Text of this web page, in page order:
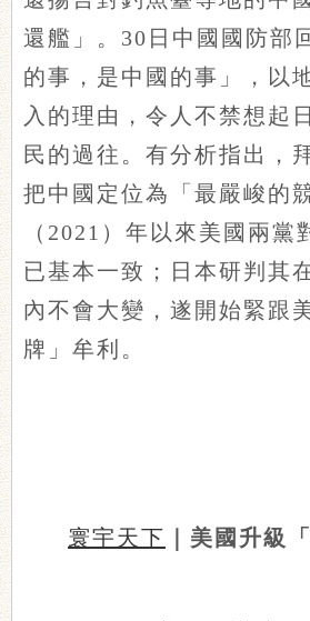
還艦」。30日中國國防部
的事，是中國的事」，以
入的理由，令人不禁想起
民的過往。有分析指出，
把中國定位為「最嚴峻的
（2021）年以來美國兩黨
已基本一致；日本研判其
內不會大變，遂開始緊跟
牌」牟利。
寰宇天下 ｜美國升級